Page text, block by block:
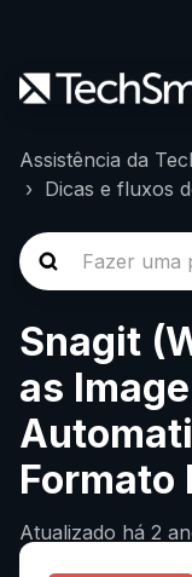
Assistência da
Dicas e fluxos
Snagit
as
Formato
Atualizado há 2